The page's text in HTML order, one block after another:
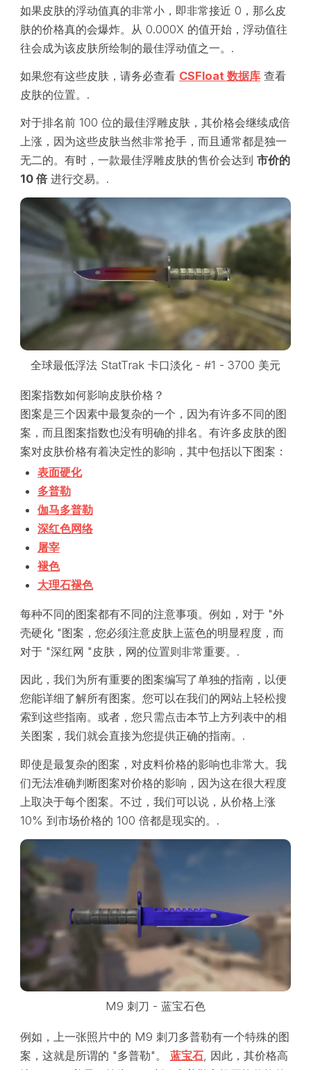
如果皮肤的浮动值真的非常小，即非常接近 0，那么皮
肤的价格真的会爆炸。从 0.000X 的值开始，浮动值往
往会成为该皮肤所绘制的最佳浮动值之一。.
如果您有这些皮肤，请务必查看 CSFloat 数据库查看
皮肤的位置。.
对于排名前 100 位的最佳浮雕皮肤，其价格会继续成倍
上涨，因为这些皮肤当然非常抢手，而且通常都是独一
无二的。有时，一款最佳浮雕皮肤的售价会达到 市价的
10 倍进行交易。.
全球最低浮法 StatTrak 卡口淡化 - #1 - 3700 美元
图案指数如何影响皮肤价格？
图案是三个因素中最复杂的一个，因为有许多不同的图
案，而且图案指数也没有明确的排名。有许多皮肤的图
案对皮肤价格有着决定性的影响，其中包括以下图案：
表面硬化
多普勒
伽马多普勒
深红色网络
屠宰
褪色
大理石褪色
每种不同的图案都有不同的注意事项。例如，对于 "外
壳硬化 "图案，您必须注意皮肤上蓝色的明显程度，而
对于 "深红网 "皮肤，网的位置则非常重要。.
因此，我们为所有重要的图案编写了单独的指南，以便
您能详细了解所有图案。您可以在我们的网站上轻松搜
索到这些指南。或者，您只需点击本节上方列表中的相
关图案，我们就会直接为您提供正确的指南。.
即使是最复杂的图案，对皮料价格的影响也非常大。我
们无法准确判断图案对价格的影响，因为这在很大程度
上取决于每个图案。不过，我们可以说，从价格上涨
10% 到市场价格的 100 倍都是现实的。.
M9 刺刀 - 蓝宝石色
例如，上一张照片中的 M9 刺刀多普勒有一个特殊的图
案，这就是所谓的 "多普勒"。 蓝宝石, 因此，其价格高